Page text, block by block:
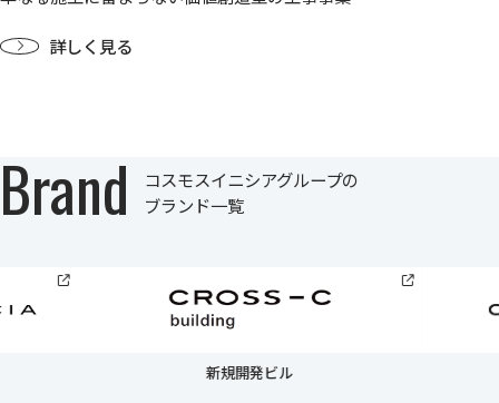
詳しく見る
Brand
コスモスイニシアグループの
ブランド一覧
新規開発ビル